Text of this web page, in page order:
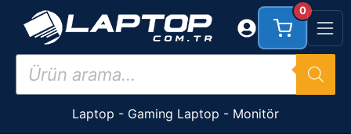
İçeriğe
Products
search
Laptop - Gaming Laptop - Monitör
0